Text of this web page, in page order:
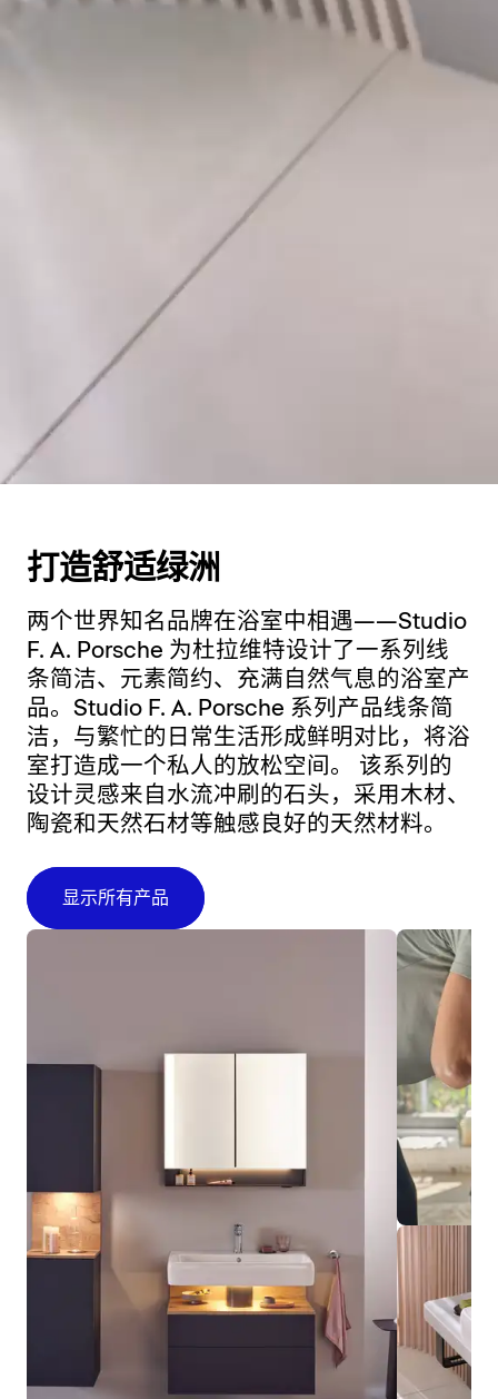
打造舒适绿洲
两个世界知名品牌在浴室中相遇——Studio
F. A. Porsche 为杜拉维特设计了一系列线
条简洁、元素简约、充满自然气息的浴室产
品。Studio F. A. Porsche 系列产品线条简
洁，与繁忙的日常生活形成鲜明对比，将浴
室打造成一个私人的放松空间。 该系列的
设计灵感来自水流冲刷的石头，采用木材、
陶瓷和天然石材等触感良好的天然材料。
显示所有产品